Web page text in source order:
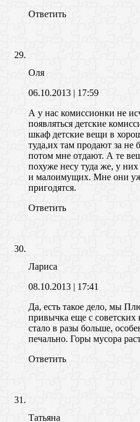
Ответить
Оля
06.10.2013 | 17:59
А у нас комиссионки не
появляться детские
шкаф детские вещи в
туда,их там продают за
потом мне отдают. А те
похуже несу туда же, у
и малоимущих. Мне они
пригодятся.
Ответить
Лариса
08.10.2013 | 17:41
Да, есть такое дело, мы
привычка еще с
стало в разы больше,
печально. Горы мусора
Ответить
Татьяна